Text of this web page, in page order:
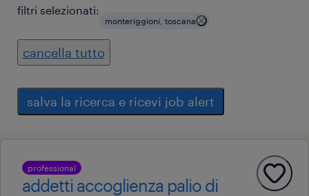
filtri selezionati:
monteriggioni, toscana
cancella tutto
salva la ricerca e ricevi job alert
professional
addetti accoglienza palio di